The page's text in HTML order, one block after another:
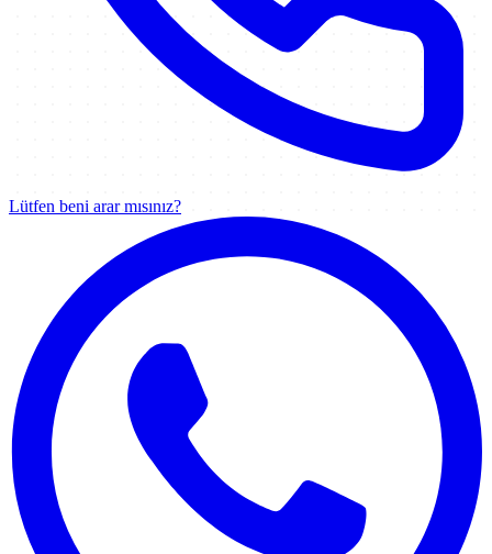
Lütfen beni arar mısınız?